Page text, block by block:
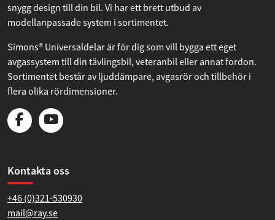
snygg design till din bil. Vi har ett brett utbud av
modellanpassade system i sortimentet.
Simons® Universaldelar är för dig som vill bygga ett eget
avgassystem till din tävlingsbil, veteranbil eller annat fordon.
Sortimentet består av ljuddämpare, avgasrör och tillbehör i
flera olika rördimensioner.
Kontakta oss
+46 (0)321-530930
mail@ray.se